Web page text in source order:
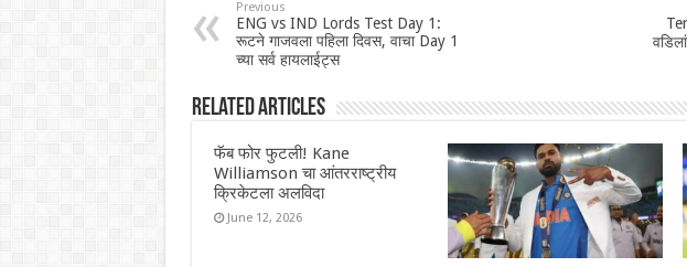
Previous
ENG vs IND Lords Test Day 1:
रूटने गाजवला पहिला दिवस, वाचा Day 1
च्या सर्व हायलाईट्स
Related Articles
फॅब फोर फुटली! Kane
Williamson चा आंतरराष्ट्रीय
क्रिकेटला अलविदा
June 12, 2026